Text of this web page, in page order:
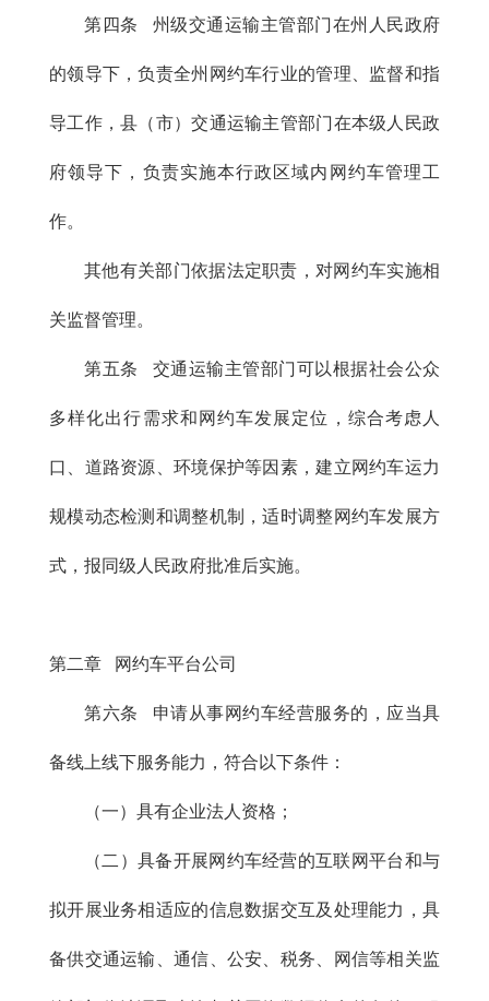
第四条 州级交通运输主管部门在州人民政府
的领导下，负责全州网约车行业的管理、监督和指
导工作，县（市）交通运输主管部门在本级人民政
府领导下，负责实施本行政区域内网约车管理工
作。
其他有关部门依据法定职责，对网约车实施相
关监督管理。
第五条 交通运输主管部门可以根据社会公众
多样化出行需求和网约车发展定位，综合考虑人
口、道路资源、环境保护等因素，建立网约车运力
规模动态检测和调整机制，适时调整网约车发展方
式，报同级人民政府批准后实施。
第二章 网约车平台公司
第六条 申请从事网约车经营服务的，应当具
备线上线下服务能力，符合以下条件：
（一）具有企业法人资格；
（二）具备开展网约车经营的互联网平台和与
拟开展业务相适应的信息数据交互及处理能力，具
备供交通运输、通信、公安、税务、网信等相关监